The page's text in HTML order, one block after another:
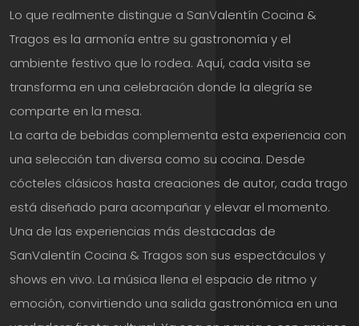
Lo que realmente distingue a SanValentín Cocina &
Tragos es la armonía entre su gastronomía y el
ambiente festivo que lo rodea. Aquí, cada visita se
transforma en una celebración donde la alegría se
comparte en la mesa.
La carta de bebidas complementa esta experiencia con
una selección tan diversa como su cocina. Desde
cócteles clásicos hasta creaciones de autor, cada trago
está diseñado para acompañar y elevar el momento.
Una de las experiencias más destacadas de
SanValentín Cocina & Tragos son sus espectáculos y
shows en vivo. La música llena el espacio de ritmo y
emoción, convirtiendo una salida gastronómica en una